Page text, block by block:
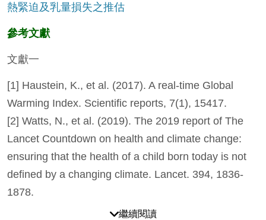
熱緊迫及乳量損失之推估
參考文獻
文獻一
[1] Haustein, K., et al. (2017). A real-time Global
Warming Index. Scientific reports, 7(1), 15417.
[2] Watts, N., et al. (2019). The 2019 report of The
Lancet Countdown on health and climate change:
ensuring that the health of a child born today is not
defined by a changing climate. Lancet. 394, 1836-
1878.
繼續閱讀